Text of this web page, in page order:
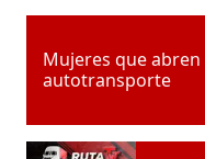
Mujeres que
autotransporte